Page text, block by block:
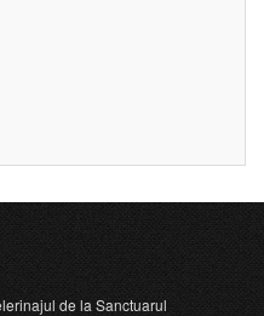
de la Sanctuarul